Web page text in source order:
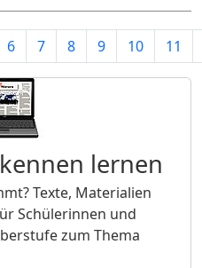
6 7 8 9 10 11
lernen
Texte, Materialien
Schülerinnen und
zum Thema